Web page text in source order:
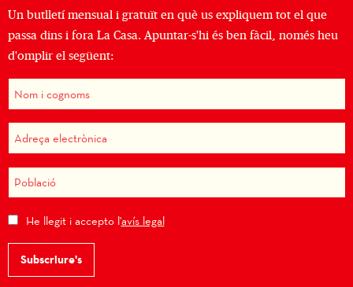
Un butlletí mensual i gratuït en què us expliquem tot el que
passa dins i fora La Casa. Apuntar-s'hi és ben fàcil, només heu
d'omplir el següent:
He llegit i accepto l'avís legal
Subscriure's